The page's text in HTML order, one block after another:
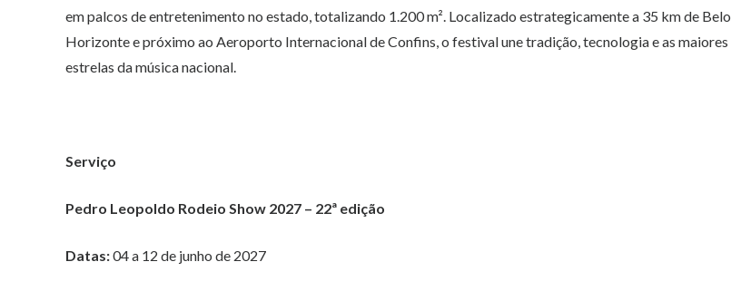
em palcos de entretenimento no estado, totalizando 1.200 m². Localizado estrategicamente a 35 km de Belo
Horizonte e próximo ao Aeroporto Internacional de Confins, o festival une tradição, tecnologia e as maiores
estrelas da música nacional.
Serviço
Pedro Leopoldo Rodeio Show 2027 – 22ª edição
Datas:04 a 12 de junho de 2027